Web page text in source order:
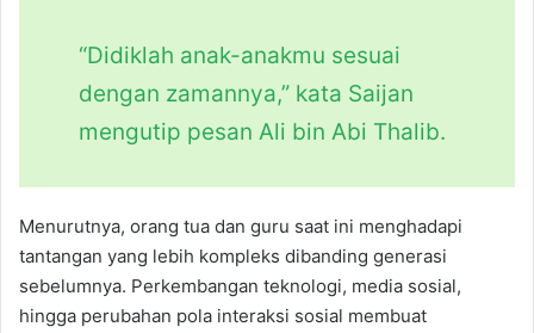
“Didiklah anak-anakmu sesuai
dengan zamannya,” kata Saijan
mengutip pesan Ali bin Abi Thalib.
Menurutnya, orang tua dan guru saat ini menghadapi
tantangan yang lebih kompleks dibanding generasi
sebelumnya. Perkembangan teknologi, media sosial,
hingga perubahan pola interaksi sosial membuat